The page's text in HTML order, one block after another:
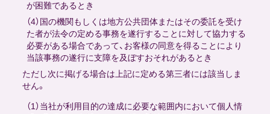
が困難であるとき
（4）国の機関もしくは地方公共団体またはその委託を受け
た者が法令の定める事務を遂行することに対して協力する
必要がある場合であって、お客様の同意を得ることにより
当該事務の遂行に支障を及ぼすおそれがあるとき
ただし次に掲げる場合は上記に定める第三者には該当しま
せん。
（1）当社が利用目的の達成に必要な範囲内において個人情